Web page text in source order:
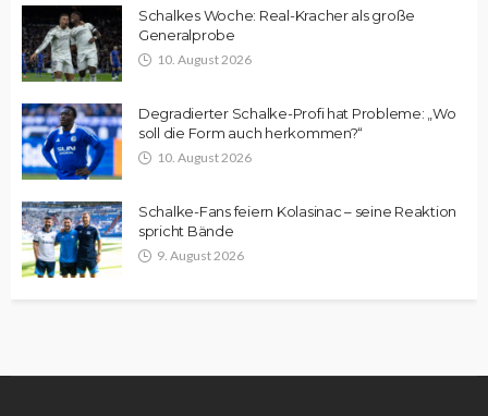
Schalkes Woche: Real-Kracher als große
Generalprobe
10. August 2026
Degradierter Schalke-Profi hat Probleme: „Wo
soll die Form auch herkommen?“
10. August 2026
Schalke-Fans feiern Kolasinac – seine Reaktion
spricht Bände
9. August 2026